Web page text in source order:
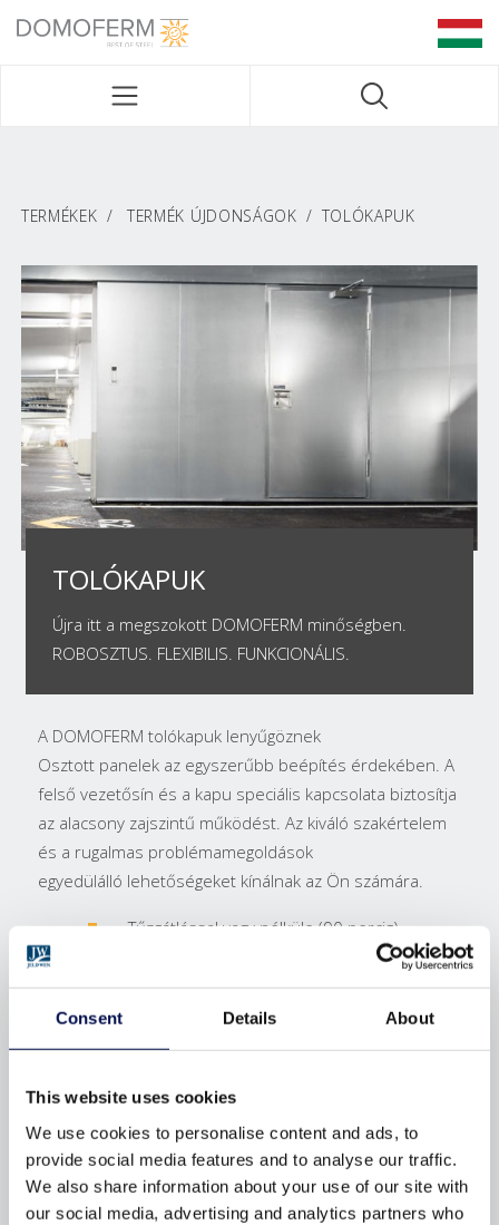
Consent Details About
This website uses cookies
We use cookies to personalise content and ads, to
provide social media features and to analyse our traffic.
We also share information about your use of our site with
our social media, advertising and analytics partners who
DOMOFERM NAVIGATION
TERMÉKEK TERMÉK ÚJDONSÁGOK TOLÓKAPUK
TOLÓKAPUK
Újra itt a megszokott DOMOFERM minőségben.
ROBOSZTUS. FLEXIBILIS. FUNKCIONÁLIS.
A DOMOFERM tolókapuk lenyűgöznek
Osztott panelek az egyszerűbb beépítés érdekében. A
felső vezetősín és a kapu speciális kapcsolata biztosítja
az alacsony zajszintű működést. Az kiváló szakértelem
és a rugalmas problémamegoldások
egyedülálló lehetőségeket kínálnak az Ön számára.
Tűzgátlással vagy nélküle (90 percig)
kapuknál
Mindegyik tolókapu CE-minősítéssel
TOVÁBBI INFORMÁCIÓ